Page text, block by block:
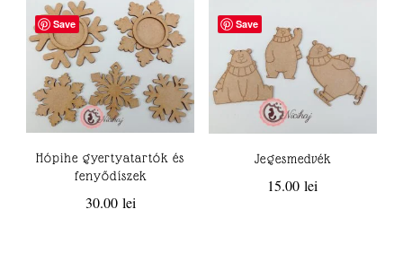
Save
Hópihe gyertyatartók és
fenyődíszek
30.00 lei
Save
Jegesmedvék
15.00lei